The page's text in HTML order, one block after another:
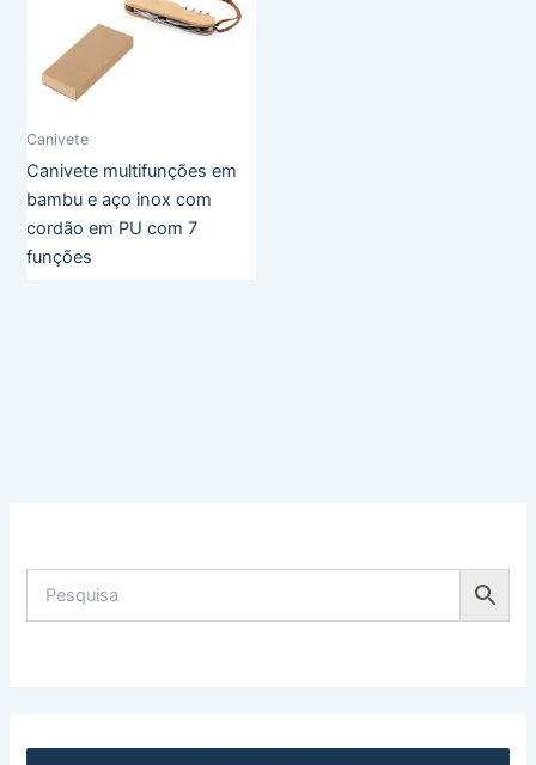
Canivete
Canivete multifunções em
bambu e aço inox com
cordão em PU com 7
funções